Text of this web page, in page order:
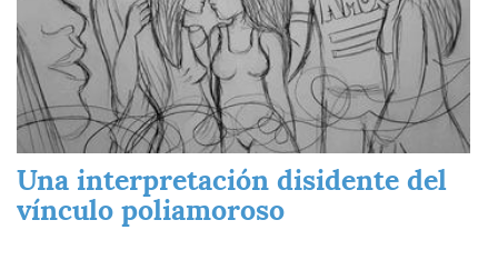
Una interpretación disidente del
vínculo poliamoroso